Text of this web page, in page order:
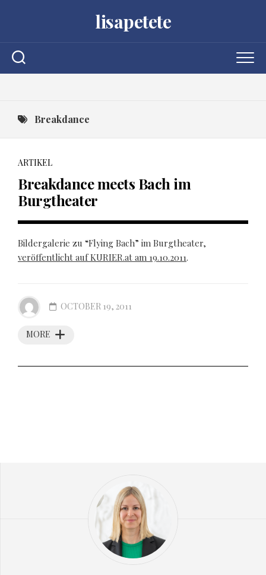
lisapetete
Breakdance
ARTIKEL
Breakdance meets Bach im
Burgtheater
Bildergalerie zu “Flying Bach” im Burgtheater,
veröffentlicht auf KURIER.at am 19.10.2011.
MORE
OCTOBER 19, 2011